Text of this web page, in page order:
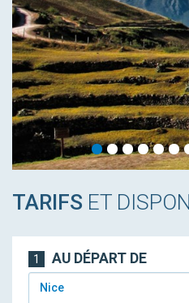
TARIFS ET
1 AU DÉPART DE
Nice